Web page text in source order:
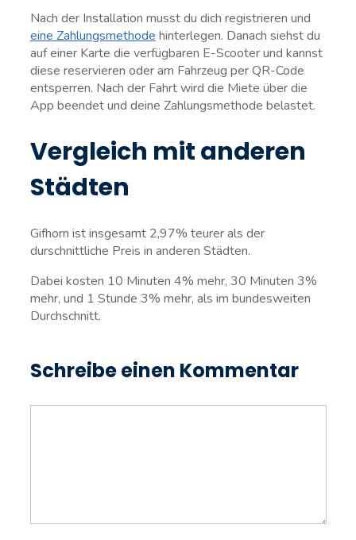
Nach der Installation musst du dich registrieren und
eine Zahlungsmethode hinterlegen. Danach siehst du
auf einer Karte die verfügbaren E-Scooter und kannst
diese reservieren oder am Fahrzeug per QR-Code
entsperren. Nach der Fahrt wird die Miete über die
App beendet und deine Zahlungsmethode belastet.
Vergleich mit anderen
Städten
Gifhorn ist insgesamt 2,97% teurer als der
durschnittliche Preis in anderen Städten.
Dabei kosten 10 Minuten 4% mehr, 30 Minuten 3%
mehr, und 1 Stunde 3% mehr, als im bundesweiten
Durchschnitt.
Schreibe einen Kommentar